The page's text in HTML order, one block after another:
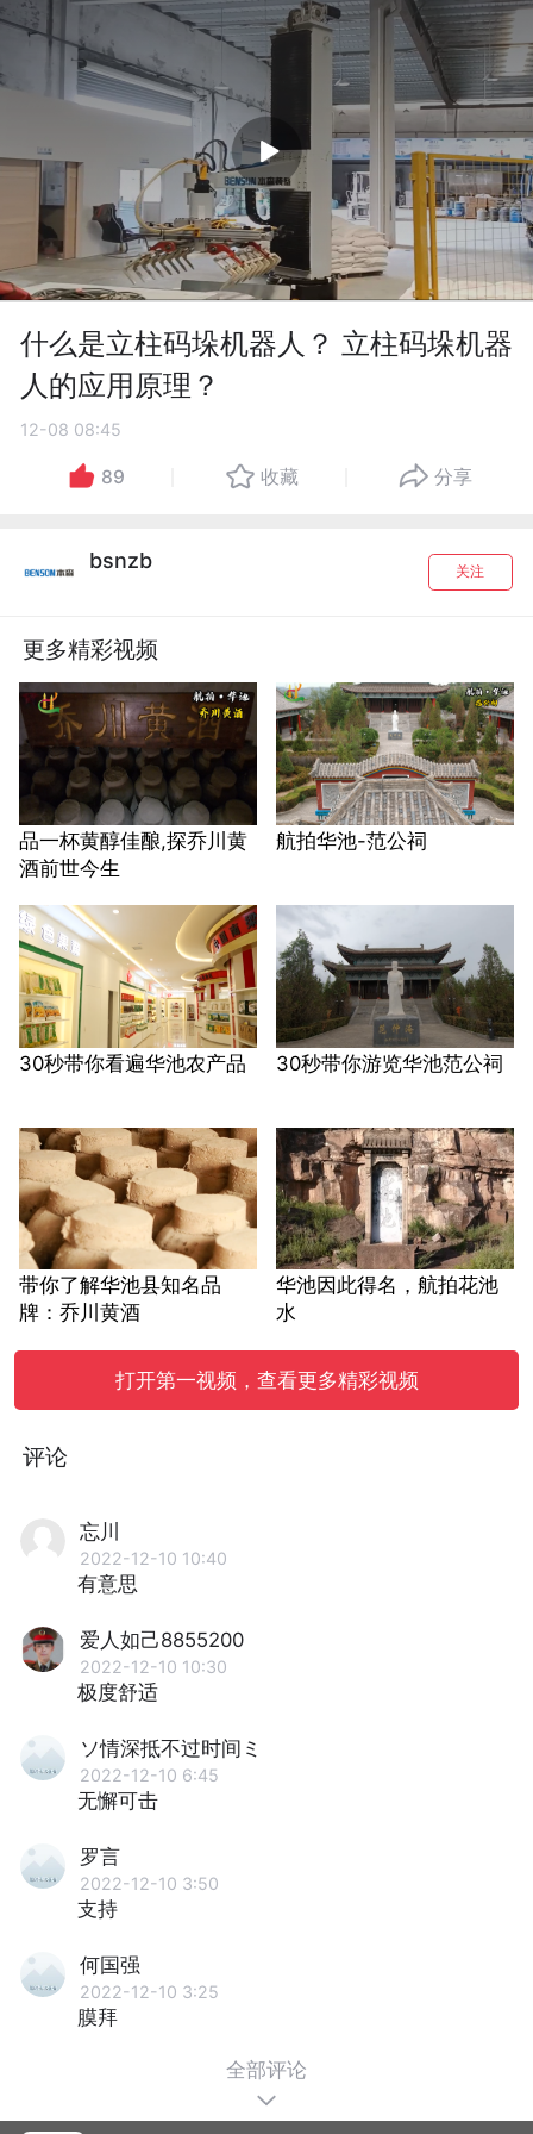
什么是立柱码垛机器人？ 立柱码垛机器
人的应用原理？
12-08 08:45
89 收藏 分享
bsnzb 关注
更多精彩视频
品一杯黄醇佳酿,探乔川黄
酒前世今生
航拍华池-范公祠
30秒带你看遍华池农产品 30秒带你游览华池范公祠
带你了解华池县知名品
牌：乔川黄酒
华池因此得名，航拍花池
水
打开第一视频，查看更多精彩视频
评论
忘川
2022-12-10 10:40
有意思
爱人如己8855200
2022-12-10 10:30
极度舒适
ソ情深抵不过时间ミ
2022-12-10 6:45
无懈可击
罗言
2022-12-10 3:50
支持
何国强
2022-12-10 3:25
膜拜
全部评论